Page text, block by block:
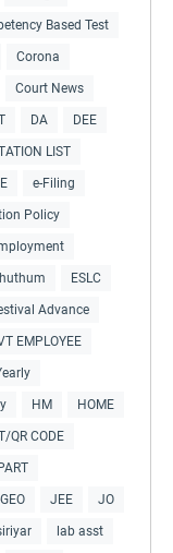
Based Test
Corona
Court News
DA DEE
LIST
e-Filing
Policy
ESLC
Advance
EMPLOYEE
HM HOME
QR CODE
JEE JO
lab asst